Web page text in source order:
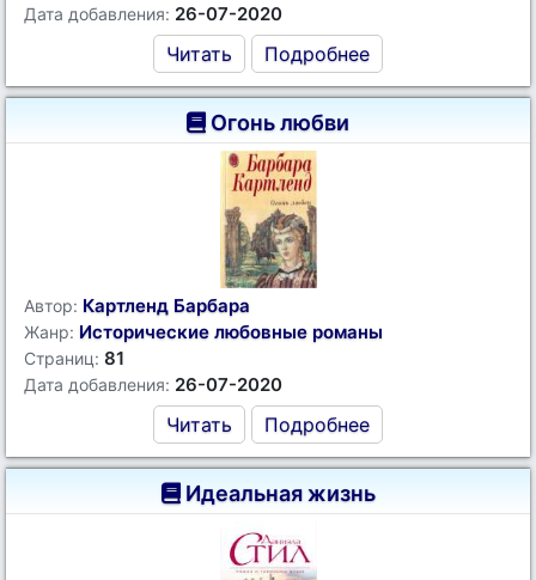
Дата добавления: 26-07-2020
Читать Подробнее
Огонь любви
Автор: Картленд Барбара
Жанр: Исторические любовные романы
Страниц: 81
Дата добавления: 26-07-2020
Читать Подробнее
Идеальная жизнь